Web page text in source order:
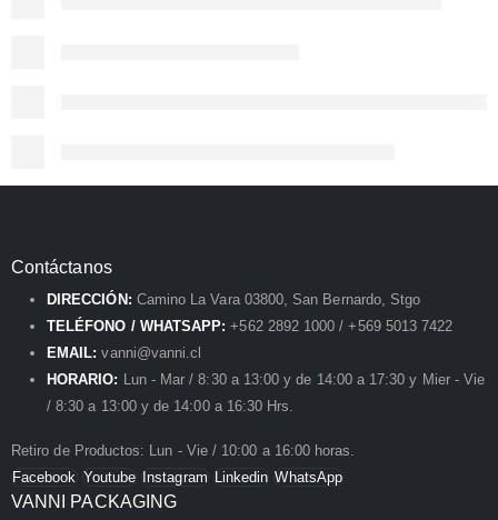
Contáctanos
DIRECCIÓN: Camino La Vara 03800, San Bernardo, Stgo
TELÉFONO / WHATSAPP: +562 2892 1000 / +569 5013 7422
EMAIL: vanni@vanni.cl
HORARIO: Lun - Mar / 8:30 a 13:00 y de 14:00 a 17:30 y Mier - Vie
/ 8:30 a 13:00 y de 14:00 a 16:30 Hrs.
Retiro de Productos: Lun - Vie / 10:00 a 16:00 horas.
Facebook Youtube Instagram Linkedin WhatsApp
VANNI PACKAGING